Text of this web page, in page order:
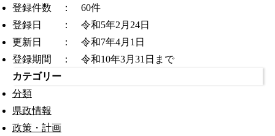
登録件数 ： 60件
登録日 ： 令和5年2月24日
更新日 ： 令和7年4月1日
登録期間 ： 令和10年3月31日まで
カテゴリー
分類
県政情報
政策・計画